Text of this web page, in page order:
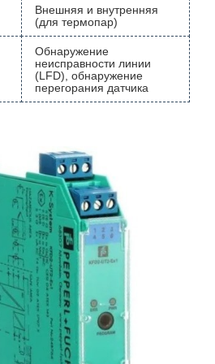
Внешняя и внутренняя
(для термопар)
Обнаружение
неисправности линии
(LFD), обнаружение
перегорания датчика